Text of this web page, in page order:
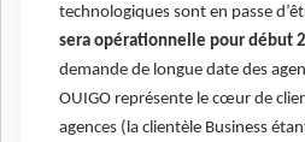
technologiques sont en passe
sera opérationnelle pour début
demande de longue date des
OUIGO représente le cœur de
agences (la clientèle Business